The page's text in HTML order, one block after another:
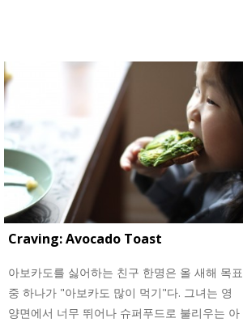
Craving: Avocado Toast
아보카도를 싫어하는 친구 한명은 올 새해 목표
중 하나가 "아보카도 많이 먹기"다. 그녀는 영
양면에서 너무 뛰어나 슈퍼푸드로 불리우는 아